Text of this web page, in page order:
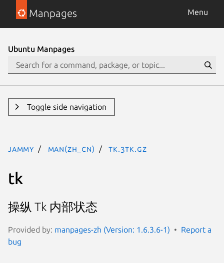
Manpages Menu
Ubuntu Manpages
Toggle side navigation
jammy man(zh_CN) tk.3tk.gz
tk
操纵 Tk 内部状态
Provided by: manpages-zh (Version: 1.6.3.6-1)
Report a
bug